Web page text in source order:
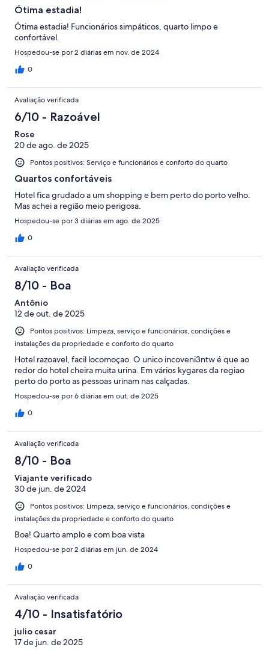
Ótima estadia!
Ótima estadia! Funcionários simpáticos, quarto limpo e
confortável.
Hospedou-se por 2 diárias em nov. de 2024
0
Avaliação verificada
6/10 - Razoável
Rose
20 de ago. de 2025
Pontos positivos: Serviço e funcionários e conforto do quarto
Quartos confortáveis
Hotel fica grudado a um shopping e bem perto do porto velho.
Mas achei a região meio perigosa.
Hospedou-se por 3 diárias em ago. de 2025
0
Avaliação verificada
8/10 - Boa
Antônio
12 de out. de 2025
Pontos positivos: Limpeza, serviço e funcionários, condições e
instalações da propriedade e conforto do quarto
Hotel razoavel, facil locomoçao. O unico incoveni3ntw é que ao
redor do hotel cheira muita urina. Em vários kygares da regiao
perto do porto as pessoas urinam nas calçadas.
Hospedou-se por 6 diárias em out. de 2025
0
Avaliação verificada
8/10 - Boa
Viajante verificado
30 de jun. de 2024
Pontos positivos: Limpeza, serviço e funcionários, condições e
instalações da propriedade e conforto do quarto
Boa! Quarto amplo e com boa vista
Hospedou-se por 2 diárias em jun. de 2024
0
Avaliação verificada
4/10 - Insatisfatório
julio cesar
17 de jun. de 2025